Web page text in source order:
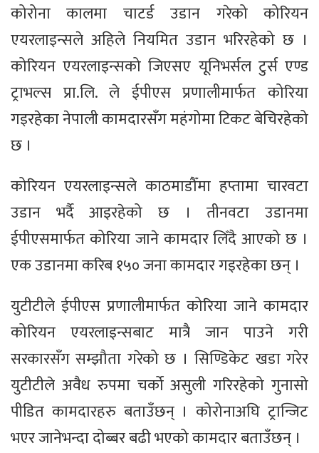
कोरोना कालमा चाटर्ड उडान गरेको कोरियन
एयरलाइन्सले अहिले नियमित उडान भरिरहेको छ ।
कोरियन एयरलाइन्सको जिएसए यूनिभर्सल टुर्स एण्ड
ट्राभल्स प्रा.लि. ले ईपीएस प्रणालीमार्फत कोरिया
गइरहेका नेपाली कामदारसँग महंगोमा टिकट बेचिरहेको
छ ।
कोरियन एयरलाइन्सले काठमाडौँमा हप्तामा चारवटा
उडान भर्दै आइरहेको छ । तीनवटा उडानमा
ईपीएसमार्फत कोरिया जाने कामदार लिँदै आएको छ ।
एक उडानमा करिब १५० जना कामदार गइरहेका छन् ।
युटीटीले ईपीएस प्रणालीमार्फत कोरिया जाने कामदार
कोरियन एयरलाइन्सबाट मात्रै जान पाउने गरी
सरकारसँग सम्झौता गरेको छ । सिण्डिकेट खडा गरेर
युटीटीले अवैध रुपमा चर्को असुली गरिरहेको गुनासो
पीडित कामदारहरु बताउँछन् । कोरोनाअघि ट्रान्जिट
भएर जानेभन्दा दोब्बर बढी भएको कामदार बताउँछन् ।